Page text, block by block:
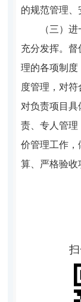
的规范管理、
（三）
充分发挥。 督
理的各项制度
度管理，对符
对负责项目具
责、专人管理
价管理工作，
算、严格验收